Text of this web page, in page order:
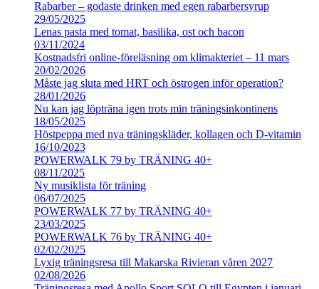
Rabarber – godaste drinken med egen rabarbersyrup
29/05/2025
Lenas pasta med tomat, basilika, ost och bacon
03/11/2024
Kostnadsfri online-föreläsning om klimakteriet – 11 mars
20/02/2026
Måste jag sluta med HRT och östrogen inför operation?
28/01/2026
Nu kan jag löpträna igen trots min träningsinkontinens
18/05/2025
Höstpeppa med nya träningskläder, kollagen och D-vitamin
16/10/2023
POWERWALK 79 by TRÄNING 40+
08/11/2025
Ny musiklista för träning
06/07/2025
POWERWALK 77 by TRÄNING 40+
23/03/2025
POWERWALK 76 by TRÄNING 40+
02/02/2025
Lyxig träningsresa till Makarska Rivieran våren 2027
02/08/2026